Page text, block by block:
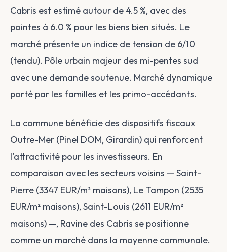
Cabris est estimé autour de 4.5 %, avec des
pointes à 6.0 % pour les biens bien situés. Le
marché présente un indice de tension de 6/10
(tendu). Pôle urbain majeur des mi-pentes sud
avec une demande soutenue. Marché dynamique
porté par les familles et les primo-accédants.
La commune bénéficie des dispositifs fiscaux
Outre-Mer (Pinel DOM, Girardin) qui renforcent
l'attractivité pour les investisseurs. En
comparaison avec les secteurs voisins — Saint-
Pierre (3347 EUR/m² maisons), Le Tampon (2535
EUR/m² maisons), Saint-Louis (2611 EUR/m²
maisons) —, Ravine des Cabris se positionne
comme un marché dans la moyenne communale.